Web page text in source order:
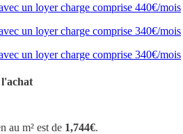
un loyer charge comprise 440€/mois
un loyer charge comprise 340€/mois
un loyer charge comprise 340€/mois
l'achat
au m² est de 1,744€.